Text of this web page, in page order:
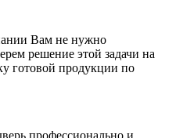
Вам не нужно
решение этой задачи на
готовой продукции по